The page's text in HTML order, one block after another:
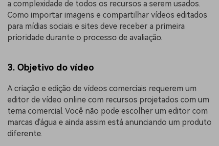
a complexidade de todos os recursos a serem usados.
Como importar imagens e compartilhar vídeos editados
para mídias sociais e sites deve receber a primeira
prioridade durante o processo de avaliação.
3. Objetivo do vídeo
A criação e edição de vídeos comerciais requerem um
editor de vídeo online com recursos projetados com um
tema comercial. Você não pode escolher um editor com
marcas d'água e ainda assim está anunciando um produto
diferente.